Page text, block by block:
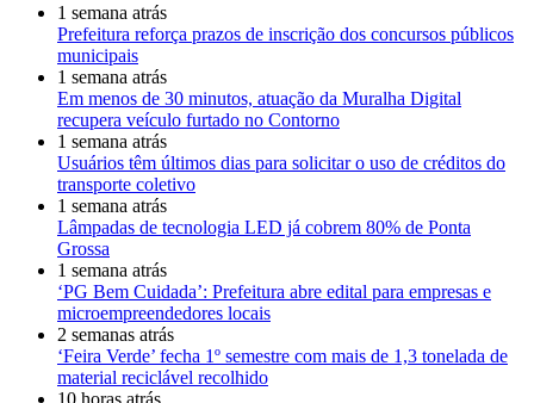
1 semana atrás
Prefeitura reforça prazos de inscrição dos concursos públicos
municipais
1 semana atrás
Em menos de 30 minutos, atuação da Muralha Digital
recupera veículo furtado no Contorno
1 semana atrás
Usuários têm últimos dias para solicitar o uso de créditos do
transporte coletivo
1 semana atrás
Lâmpadas de tecnologia LED já cobrem 80% de Ponta
Grossa
1 semana atrás
‘PG Bem Cuidada’: Prefeitura abre edital para empresas e
microempreendedores locais
2 semanas atrás
‘Feira Verde’ fecha 1º semestre com mais de 1,3 tonelada de
material reciclável recolhido
10 horas atrás